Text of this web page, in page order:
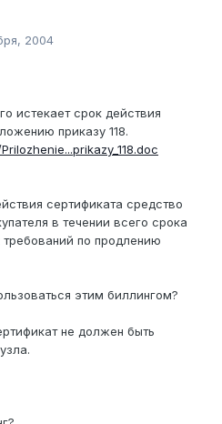
2004
истекает срок действия
приказу 118.
сертификата средство
в течении всего срока
по продлению
этим биллингом?
не должен быть